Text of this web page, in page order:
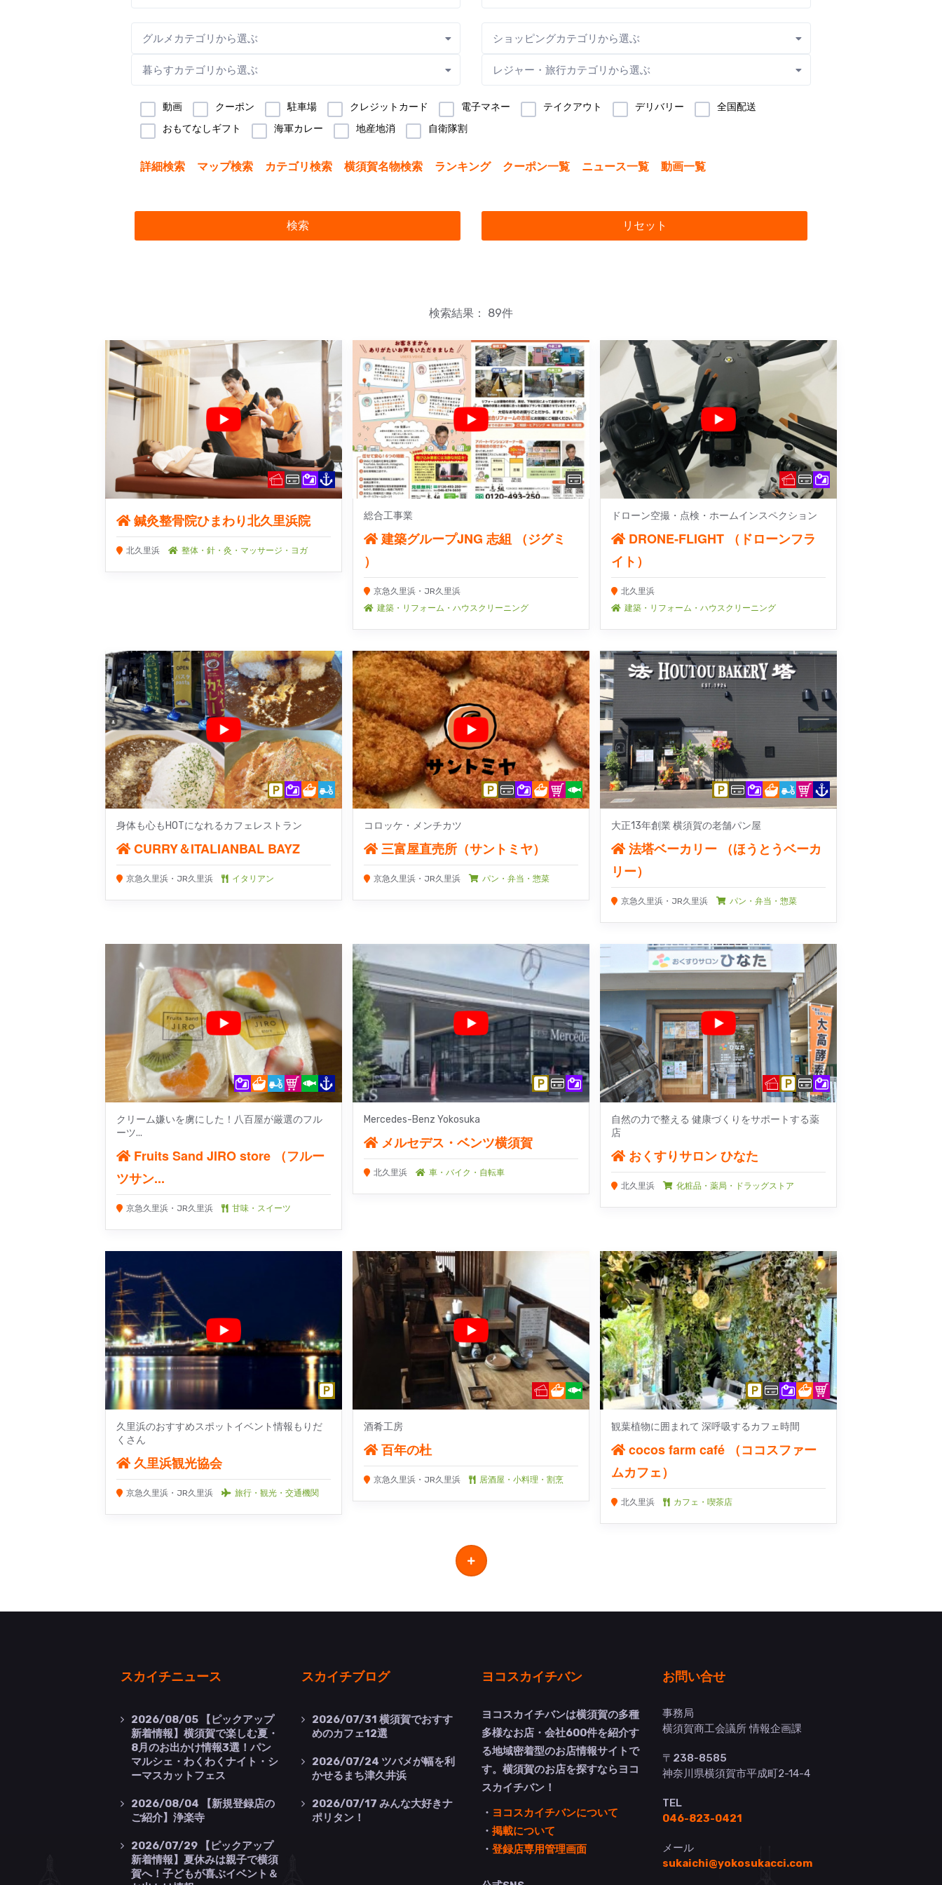
グルメカテゴリから選ぶ ショッピングカテゴリから選ぶ
暮らすカテゴリから選ぶ レジャー・旅行カテゴリから選ぶ
動画 クーポン 駐車場 クレジットカード 電子マネー テイクアウト デリバリー
全国配送
おもてなしギフト
海軍カレー 地産地消 自衛隊割
詳細検索 マップ検索 カテゴリ検索 横須賀名物検索 ランキング クーポン一覧 ニュース一覧 動画一覧
検索 リセット
検索結果： 89件
鍼灸整骨院ひまわり北久里浜院
北久里浜 整体・針・灸・マッサージ・ヨガ
総合工事業
建築グループJNG 志組 （ジグミ
）
京急久里浜・JR久里浜
建築・リフォーム・ハウスクリーニング
ドローン空撮・点検・ホームインスペクション
DRONE‐FLIGHT （ドローンフラ
イト）
北久里浜
建築・リフォーム・ハウスクリーニング
身体も心もHOTになれるカフェレストラン
CURRY＆ITALIANBAL BAYZ
京急久里浜・JR久里浜 イタリアン
コロッケ・メンチカツ
三富屋直売所（サントミヤ）
京急久里浜・JR久里浜 パン・弁当・惣菜
大正13年創業 横須賀の老舗パン屋
法塔ベーカリー （ほうとうベーカ
リー）
京急久里浜・JR久里浜 パン・弁当・惣菜
クリーム嫌いを虜にした！八百屋が厳選のフル
ーツ...
Fruits Sand JIRO store （フルー
ツサン...
京急久里浜・JR久里浜 甘味・スイーツ
Mercedes-Benz Yokosuka
メルセデス・ベンツ横須賀
北久里浜 車・バイク・自転車
自然の力で整える 健康づくりをサポートする薬
店
おくすりサロン ひなた
北久里浜 化粧品・薬局・ドラッグストア
久里浜のおすすめスポットイベント情報もりだ
くさん
久里浜観光協会
京急久里浜・JR久里浜 旅行・観光・交通機関
酒肴工房
百年の杜
京急久里浜・JR久里浜 居酒屋・小料理・割烹
観葉植物に囲まれて 深呼吸するカフェ時間
cocos farm café （ココスファー
ムカフェ）
北久里浜 カフェ・喫茶店
スカイチニュース
2026/08/05 【ピックアップ
新着情報】横須賀で楽しむ夏・
8月のお出かけ情報3選！パン
マルシェ・わくわくナイト・シ
ーマスカットフェス
2026/08/04 【新規登録店の
ご紹介】浄楽寺
2026/07/29 【ピックアップ
新着情報】夏休みは親子で横須
賀へ！子どもが喜ぶイベント＆
スカイチブログ
2026/07/31 横須賀でおすす
めのカフェ12選
2026/07/24 ツバメが幅を利
かせるまち津久井浜
2026/07/17 みんな大好きナ
ポリタン！
ヨコスカイチバン
ヨコスカイチバンは横須賀の多種
多様なお店・会社600件を紹介す
る地域密着型のお店情報サイトで
す。横須賀のお店を探すならヨコ
スカイチバン！
・ ヨコスカイチバンについて
・ 掲載について
・ 登録店専用管理画面
お問い合せ
事務局
横須賀商工会議所 情報企画課
〒238-8585
神奈川県横須賀市平成町2-14-4
TEL
046-823-0421
メール
sukaichi@yokosukacci.com